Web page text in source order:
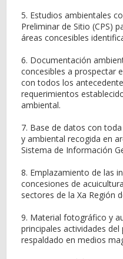
5. Estudios ambientales
Preliminar de Sitio (CPS)
áreas concesibles
6. Documentación
concesibles a prospectar
con todos los
requerimientos
ambiental.
7. Base de datos con
y ambiental recogida en
Sistema de Información
8. Emplazamiento de las
concesiones de
sectores de la Xa Región
9. Material fotográfico y
principales actividades
respaldado en medios